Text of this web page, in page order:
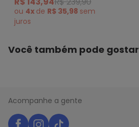
ou 4x de R$ 35,98 sem
juros
Você também pode gostar
Acompanhe a gente